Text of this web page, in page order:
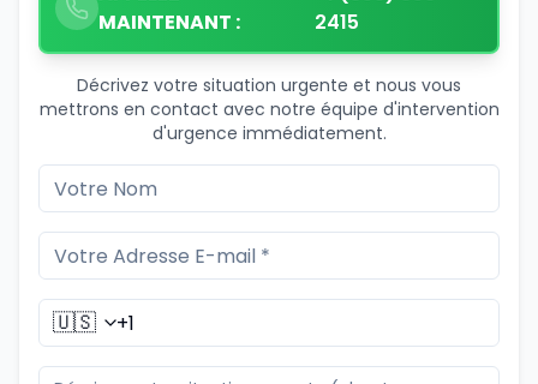
MAINTENANT :
2415
Décrivez votre situation urgente et nous vous
mettrons en contact avec notre équipe d'intervention
d'urgence immédiatement.
🇺🇸